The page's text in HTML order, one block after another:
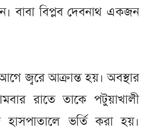
বাবা বিপ্লব দেবনাথ একজন
জ্বরে আক্রান্ত হয়। অবস্থার
রাতে তাকে পটুয়াখালী
ভর্তি করা হয়।